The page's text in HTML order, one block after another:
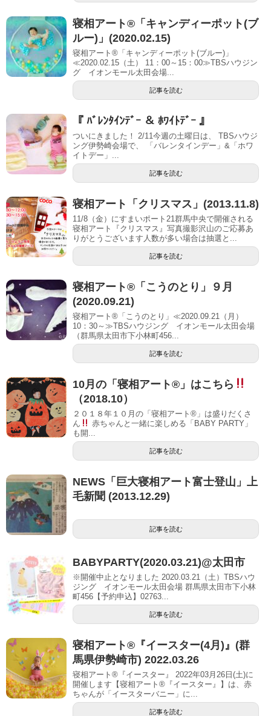
寝相アート®「キャンディーポット(ブ
ルー)」(2020.02.15)
寝相アート®「キャンディーポット(ブルー)」
≪2020.02.15（土） 11：00～15：00≫TBSハウジン
グ イオンモール太田会場...
記事を読む
『 ﾊﾞﾚﾝﾀｲﾝﾃﾞｰ ＆ ﾎﾜｲﾄﾃﾞｰ 』
ついにきました！ 2/11今週の土曜日は、 TBSハウジ
ング伊勢崎会場で、 「バレンタインデー」&「ホワ
イトデー」...
記事を読む
寝相アート「クリスマス」(2013.11.8)
11/8（金）にすまいポート21群馬中央で開催される
寝相アート『クリスマス』写真撮影沢山のご応募あ
りがとうございます人数が多い場合は抽選と...
記事を読む
寝相アート®「こうのとり」９月
(2020.09.21)
寝相アート®「こうのとり」≪2020.09.21（月）
10：30～≫TBSハウジング イオンモール太田会場
（群馬県太田市下小林町456...
記事を読む
10月の「寝相アート®」はこちら
（2018.10）
２０１８年１０月の「寝相アート®」は盛りだくさ
ん
赤ちゃんと一緒に楽しめる「BABY PARTY」
も開...
記事を読む
NEWS「巨大寝相アート富士登山」上
毛新聞 (2013.12.29)
記事を読む
BABYPARTY(2020.03.21)@太田市
※開催中止となりました 2020.03.21（土）TBSハウ
ジング イオンモール太田会場 群馬県太田市下小林
町456【予約申込】02763...
記事を読む
寝相アート®︎『イースター(4月)』(群
馬県伊勢崎市) 2022.03.26
寝相アート®『イースター』 2022年03月26日(土)に
開催します【寝相アート®︎『イースター』】は、赤
ちゃんが「イースターバニー」に...
記事を読む